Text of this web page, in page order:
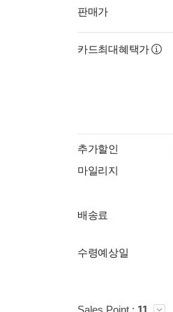
판매가
카드최대혜택가
추가할인
마일리지
배송료
수령예상일
Sales Point : 11